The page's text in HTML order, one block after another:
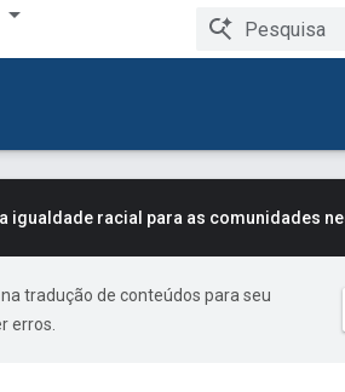
igualdade racial para as comunidades
tradução de conteúdos para seu
erros.